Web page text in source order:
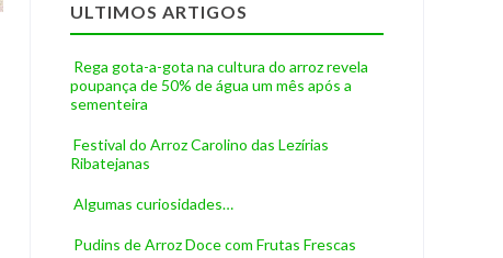
ULTIMOS ARTIGOS
Rega gota-a-gota na cultura do arroz revela
poupança de 50% de água um mês após a
sementeira
Festival do Arroz Carolino das Lezírias
Ribatejanas
Algumas curiosidades…
Pudins de Arroz Doce com Frutas Frescas